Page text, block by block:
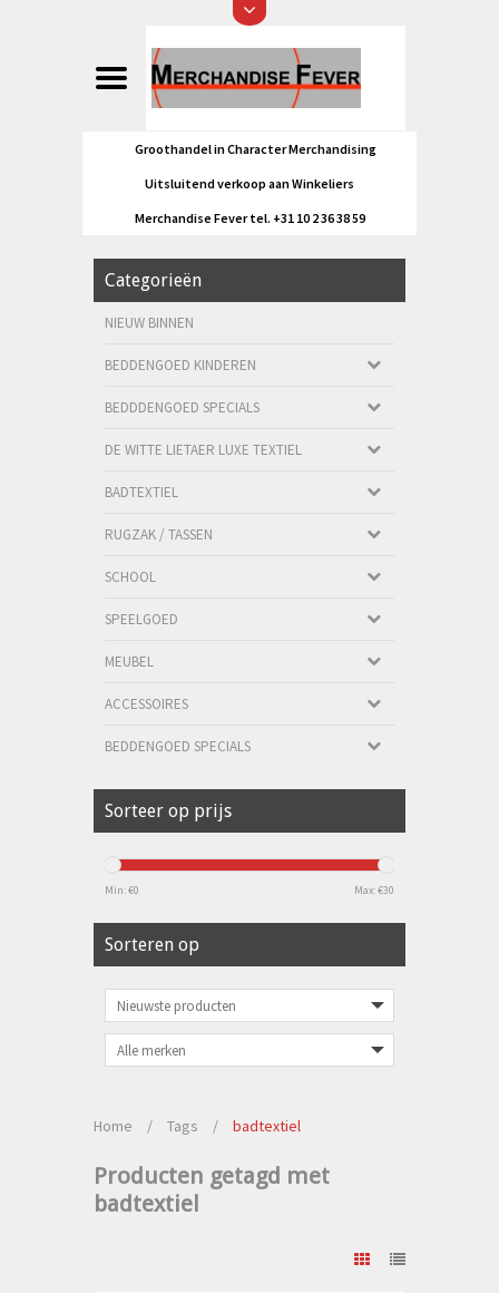
Groothandel in Character Merchandising
Uitsluitend verkoop aan Winkeliers
Merchandise Fever tel. +31 10 2 36 38 59
Categorieën
NIEUW BINNEN
BEDDENGOED KINDEREN
BEDDDENGOED SPECIALS
DE WITTE LIETAER LUXE TEXTIEL
BADTEXTIEL
RUGZAK / TASSEN
SCHOOL
SPEELGOED
MEUBEL
ACCESSOIRES
BEDDENGOED SPECIALS
Sorteer op prijs
Min: €0 Max: €30
Sorteren op
Home / Tags / badtextiel
Producten getagd met
badtextiel